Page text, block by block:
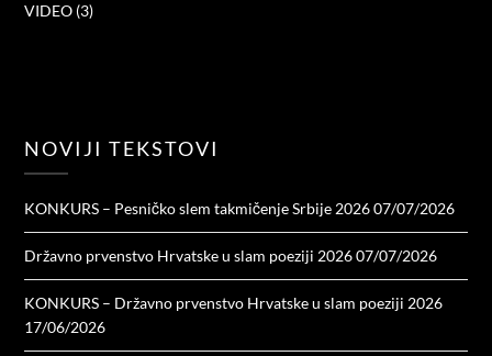
VIDEO (3)
NOVIJI TEKSTOVI
KONKURS – Pesničko slem takmičenje Srbije 2026 07/07/2026
Državno prvenstvo Hrvatske u slam poeziji 2026 07/07/2026
KONKURS – Državno prvenstvo Hrvatske u slam poeziji 2026
17/06/2026